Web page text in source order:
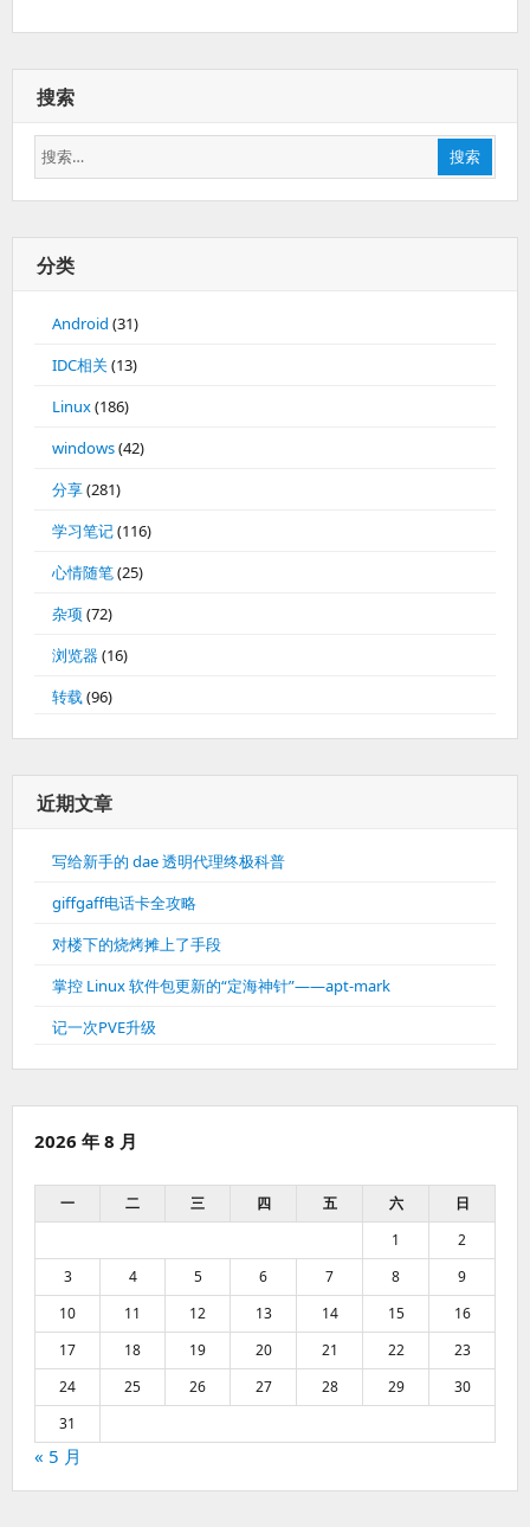
搜索
搜
索：
搜索
分类
Android (31)
IDC相关(13)
Linux(186)
windows(42)
分享(281)
学习笔记(116)
心情随笔(25)
杂项 (72)
浏览器(16)
转载(96)
近期文章
写给新手的 dae 透明代理终极科普
giffgaff电话卡全攻略
对楼下的烧烤摊上了手段
掌控 Linux 软件包更新的“定海神针”——apt-mark
记一次PVE升级
2026 年 8 月
一 二 三 四 五 六
日
1
2
3
4 5 6 7 8
9
10
11 12 13 14 15
16
17
18 19 20 21 22
23
24
25 26 27 28 29
30
31
« 5 月